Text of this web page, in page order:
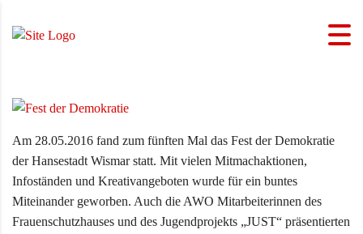
Am 28.05.2016 fand zum fünften Mal das Fest der Demokratie
der Hansestadt Wismar statt. Mit vielen Mitmachaktionen,
Infoständen und Kreativangeboten wurde für ein buntes
Miteinander geworben. Auch die AWO Mitarbeiterinnen des
Frauenschutzhauses und des Jugendprojekts „JUST“ präsentierten